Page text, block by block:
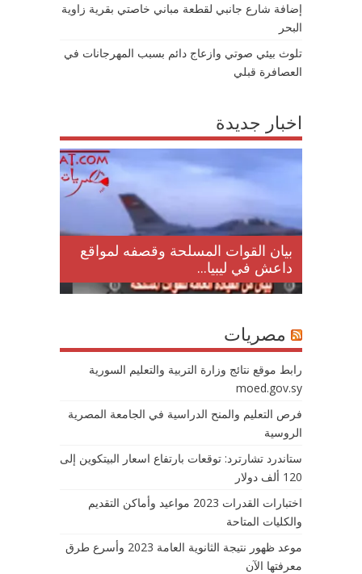
إضافة شارع جانبي لقطعة مباني خاصتي بقرية زاوية
البحر
تلوث بيئي صوتي وازعاج دائم بسبب المهرجانات في
العصافرة قبلي
اخبار جديدة
بيان القوات المسلحة وقصفه لمواقع
داعش في ليبيا...
مصريات
رابط موقع نتائج وزارة التربية والتعليم السورية
moed.gov.sy
فرص التعليم والمنح الدراسية في الجامعة المصرية
الروسية
ستاندرد تشارترد: توقعات بارتفاع اسعار البيتكوين إلى
120 ألف دولار
اختبارات القدرات 2023 مواعيد وأماكن التقديم
والكليات المتاحة
موعد ظهور نتيجة الثانوية العامة 2023 وأسرع طرق
معرفتها الآن